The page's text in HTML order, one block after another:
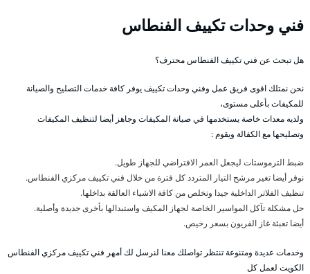
فني وحدات تكييف الفنطاس
هل تبحث عن فني تكييف الفنطاس محترف؟
نحن نمتلك اقوى فريق عمل وفني وحدات تكييف يوفر كافة خدمات التصليح والصيانة
للمكيفات بأعلى مستوى،
ولديه معدات خاصة يستخدمها في صيانة المكيفات وجاهز أيضا لتنظيف المكيفات
وتصليحها مع الكفالة ويقوم :
ضبط الترموستات ليجعل العمر الافتراضي للجهاز طويل.
نوفر أيضا تغير مرشح التيار المتردد كل فترة من خلال فني تكييف مركزي الفنطاس.
تنظيف الفلاتر الداخلية جيدا وتخلص من كافة الاشياء العالقة بداخلها.
حل مشكلة تآكل المواسير الخاصة لجهاز المكيف واستبدالها بأخرى جديدة وأصلية.
أيضا تعبئة غاز الفريون بسعر رخيص.
وخدمات عديدة ومتنوعة تنتظر تواصلك معنا لنرسل لك أمهر فني تكييف مركزي الفنطاس
الكويت لعمل كل